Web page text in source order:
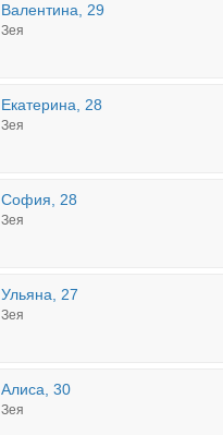
Валентина, 29
Зея
Екатерина, 28
Зея
София, 28
Зея
Ульяна, 27
Зея
Алиса, 30
Зея